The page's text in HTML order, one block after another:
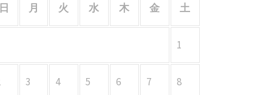
月 火 水 木 金 土
1
3 4 5 6 7 8